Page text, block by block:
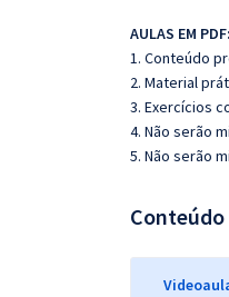
AULAS EM PDF:
1. Conteúdo
2. Material
3. Exercícios
4. Não serão
5. Não serão